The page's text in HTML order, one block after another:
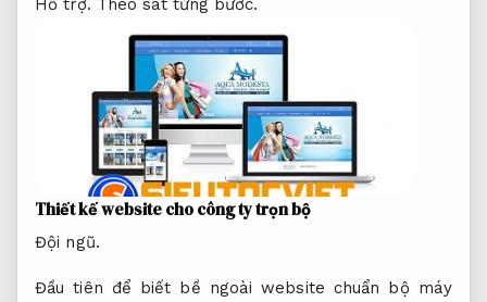
Hỗ trợ. Theo sát từng bước.
Thiết kế website cho công ty trọn bộ
Đội ngũ.
Đầu tiên để biết bề ngoài website chuẩn bộ máy